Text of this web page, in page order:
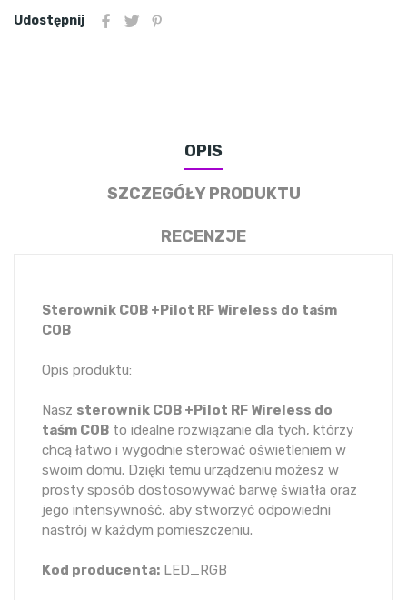
Udostępnij
OPIS
SZCZEGÓŁY PRODUKTU
RECENZJE
Sterownik COB +Pilot RF Wireless do taśm
COB
Opis produktu:
Nasz sterownik COB +Pilot RF Wireless do
taśm COB to idealne rozwiązanie dla tych, którzy
chcą łatwo i wygodnie sterować oświetleniem w
swoim domu. Dzięki temu urządzeniu możesz w
prosty sposób dostosowywać barwę światła oraz
jego intensywność, aby stworzyć odpowiedni
nastrój w każdym pomieszczeniu.
Kod producenta: LED_RGB